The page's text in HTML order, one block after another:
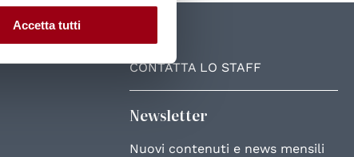
Accetta tutti
UniPD
CONTATTA LO STAFF
Newsletter
Nuovi contenuti e news mensili